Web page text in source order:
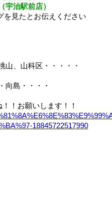
宇治駅前店）
を見たとお伝えください
山、山科区・・・・・
向島・・・・
！お願いします！！
18845722517990